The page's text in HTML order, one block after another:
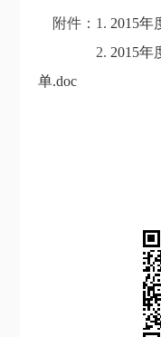
附件：1. 2015年
2. 2015年
单.doc
北京